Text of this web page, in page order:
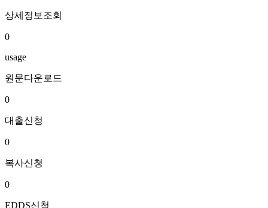
상세정보조회
0
usage
원문다운로드
0
대출신청
0
복사신청
0
EDDS신청